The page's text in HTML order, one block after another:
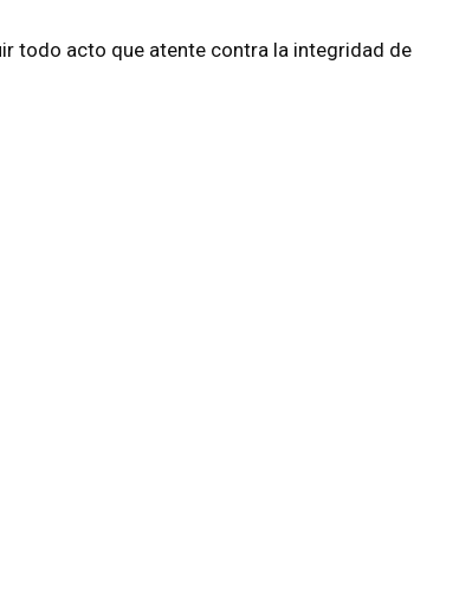
todo acto que atente contra la integridad de